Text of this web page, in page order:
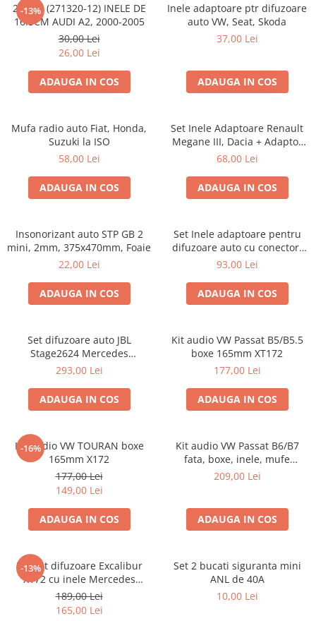
-13%
20.450 (271320-12) INELE DE
16.5CM AUDI A2, 2000-2005
30,00 Lei
26,00 Lei
ADAUGA IN COS
Inele adaptoare ptr difuzoare
auto VW, Seat, Skoda
37,00 Lei
ADAUGA IN COS
Mufa radio auto Fiat, Honda,
Suzuki la ISO
58,00 Lei
ADAUGA IN COS
Set Inele Adaptoare Renault
Megane III, Dacia + Adaptor
conector difuzor
68,00 Lei
ADAUGA IN COS
Insonorizant auto STP GB 2
mini, 2mm, 375x470mm, Foaie
22,00 Lei
ADAUGA IN COS
Set Inele adaptoare pentru
difuzoare auto cu conectori
VW Passat B6 fata
93,00 Lei
ADAUGA IN COS
Set difuzoare auto JBL
Stage2624 Mercedes
Vito/Viano, VW Crafter
293,00 Lei
ADAUGA IN COS
Kit audio VW Passat B5/B5.5
boxe 165mm XT172
177,00 Lei
ADAUGA IN COS
-16%
Kit audio VW TOURAN boxe
165mm X172
177,00 Lei
149,00 Lei
ADAUGA IN COS
Kit audio VW Passat B6/B7
fata, boxe, inele, mufe
adaptoare Excalibur X172
209,00 Lei
ADAUGA IN COS
-13%
Pachet difuzoare Excalibur
X172 cu inele Mercedes
Vito/Viano W639, VW Crafter
189,00 Lei
165,00 Lei
Set 2 bucati siguranta mini
ANL de 40A
10,00 Lei